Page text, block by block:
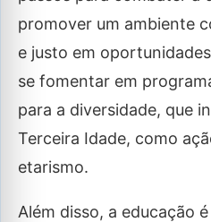
promover um ambiente
e justo em
se fomentar em
para a diversidade, que
Terceira Idade, como
etarismo.
Além disso, a educação